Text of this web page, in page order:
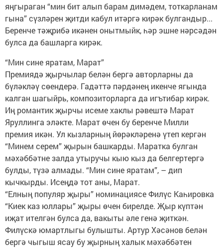
яңгыраган “мин бит алып барам димәдем, тоткарланам
гына” сүзләрен җитди кабул итәргә кирәк булгандыр...
Беренче тәҗрибә икәнен онытмыйк, һәр эшне нәрсәдән
булса да башларга кирәк.
“Мин сине яратам, Марат”
Премиядә җырчылар белән бергә авторларны да
бүләкләү сөендерә. Гадәттә пәрдәнең икенче ягында
калган шагыйрь, композиторларга да игътибар кирәк.
Иң романтик җырчы исеме хаклы рәвештә Марат
Яруллинга эләкте. Марат өчен бу беренче Милли
премия икән. Ул кызларның йөрәкләренә үтеп кергән
“Минем серем” җырын башкарды. Маратка булган
мәхәббәтне залда утыручы кыю кыз да белгертергә
булды, түзә алмады. “Мин сине яратам”, – дип
кычкырды. Исеңдә тот аны, Марат.
“Елның популяр җыры” номинациясе Филүс Каһировка
“Киек каз юллары” җыры өчен бирелде. Җыр күптән
иҗат ителгән булса да, вакыты әле генә җиткән.
Филүскә юмартлыгы булышты. Артур Хәсәнов белән
бергә чыгыш ясау бу җырның халык мәхәббәтен